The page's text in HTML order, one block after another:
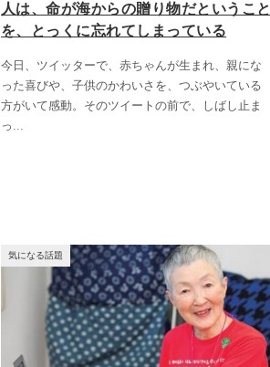
人は、命が海からの贈り物だということ
を、とっくに忘れてしまっている
今日、ツイッターで、赤ちゃんが生まれ、親にな
った喜びや、子供のかわいさを、つぶやいている
方がいて感動。そのツイートの前で、しばし止ま
っ ...
気になる話題